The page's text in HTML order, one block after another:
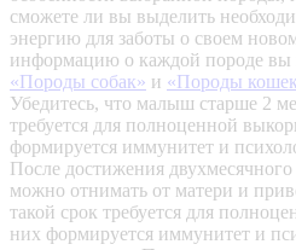
сможете ли вы выделить
энергию для заботы о своем
информацию о каждой породе вы
«Породы собак» и «Породы
Убедитесь, что малыш старше 2
требуется для полноценной
формируется иммунитет и
После достижения
можно отнимать от матери и
такой срок требуется для
них формируется иммунитет и